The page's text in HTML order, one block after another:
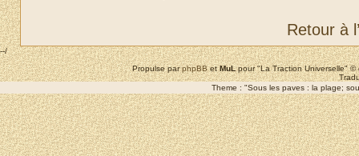
Retour à
--/
Propulse parphpBBetMuLpour "La Traction Universelle"
Theme : "Sous les paves : la plage;